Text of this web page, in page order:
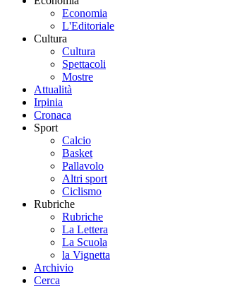
Economia
L'Editoriale
Cultura
Cultura
Spettacoli
Mostre
Attualità
Irpinia
Cronaca
Sport
Calcio
Basket
Pallavolo
Altri sport
Ciclismo
Rubriche
Rubriche
La Lettera
La Scuola
la Vignetta
Archivio
Cerca